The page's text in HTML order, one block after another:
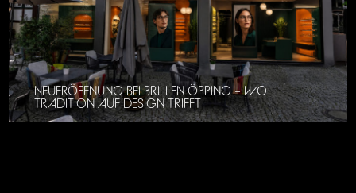
NEUERÖFFNUNG BEI BRILLEN ÖPPING – WO
TRADITION AUF DESIGN TRIFFT